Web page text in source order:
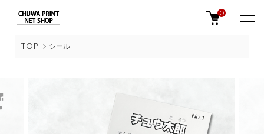
0
TOP シール